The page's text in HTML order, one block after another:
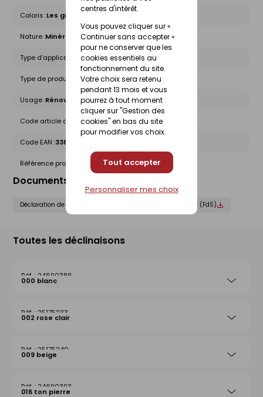
centres d'intérêt.
Vous pouvez cliquer sur «
Continuer sans accepter »
pour ne conserver que les
cookies essentiels au
fonctionnement du site.
Votre choix sera retenu
pendant 13 mois et vous
pourrez à tout moment
cliquer sur "Gestion des
cookies" en bas du site
pour modifier vos choix.
Tout accepter
Personnaliser mes choix
Coloris :Les gris noirs
Nature :Minérale
Type d'application :Manuel
Type de produit : Enduits
Usage :Rénovation
Code article chez le fournisseur :10120890
Code EAN :3388750957773
Référence produit nationale Gedimat :25175479
Documents liés
Déclaration de performance (DOP) Fiche de sécurité (FdS)
Toutes les déclinaisons
24690386
000 blanc
25175233
002 rose clair
25175240
009 beige
24690393
016 ton pierre